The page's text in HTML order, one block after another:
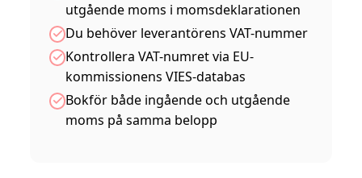
utgående moms i momsdeklarationen
Du behöver leverantörens VAT-nummer
Kontrollera VAT-numret via EU-
kommissionens VIES-databas
Bokför både ingående och utgående
moms på samma belopp